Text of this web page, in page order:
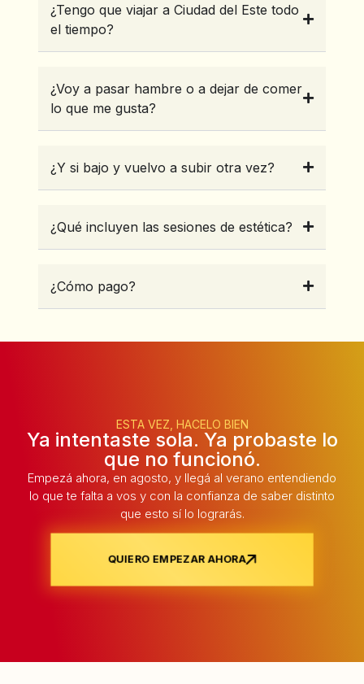
¿Tengo que viajar a Ciudad del Este todo
el tiempo?
¿Voy a pasar hambre o a dejar de comer
lo que me gusta?
¿Y si bajo y vuelvo a subir otra vez?
¿Qué incluyen las sesiones de estética?
¿Cómo pago?
ESTA VEZ, HACELO BIEN
Ya intentaste sola. Ya probaste lo
que no funcionó.
Empezá ahora, en agosto, y llegá al verano entendiendo
lo que te falta a vos y con la confianza de saber distinto
que esto sí lo lograrás.
QUIERO EMPEZAR AHORA